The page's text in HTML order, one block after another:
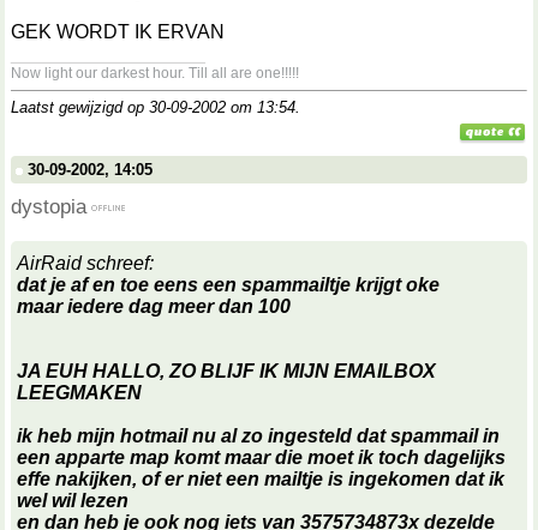
GEK WORDT IK ERVAN
Now light our darkest hour. Till all are one!!!!!
Laatst gewijzigd op 30-09-2002 om 13:54.
30-09-2002, 14:05
dystopia
AirRaid schreef:
dat je af en toe eens een spammailtje krijgt oke
maar iedere dag meer dan 100
JA EUH HALLO, ZO BLIJF IK MIJN EMAILBOX
LEEGMAKEN
ik heb mijn hotmail nu al zo ingesteld dat spammail in
een apparte map komt maar die moet ik toch dagelijks
effe nakijken, of er niet een mailtje is ingekomen dat ik
wel wil lezen
en dan heb je ook nog iets van 3575734873x dezelde